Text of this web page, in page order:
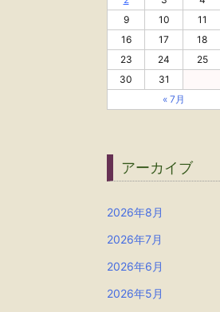
9
10 11
16
17 18
23
24 25
30
31
« 7月
アーカイブ
2026年8月
2026年7月
2026年6月
2026年5月